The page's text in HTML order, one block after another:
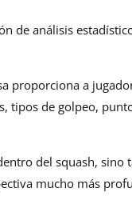
de análisis
proporciona a
tipos de golpeo,
del squash, sino
mucho más